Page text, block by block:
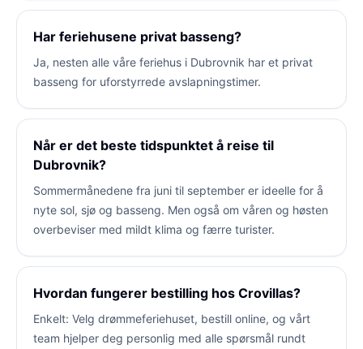
Har feriehusene privat basseng?
Ja, nesten alle våre feriehus i Dubrovnik har et privat
basseng for uforstyrrede avslapningstimer.
Når er det beste tidspunktet å reise til
Dubrovnik?
Sommermånedene fra juni til september er ideelle for å
nyte sol, sjø og basseng. Men også om våren og høsten
overbeviser med mildt klima og færre turister.
Hvordan fungerer bestilling hos Crovillas?
Enkelt: Velg drømmeferiehuset, bestill online, og vårt
team hjelper deg personlig med alle spørsmål rundt